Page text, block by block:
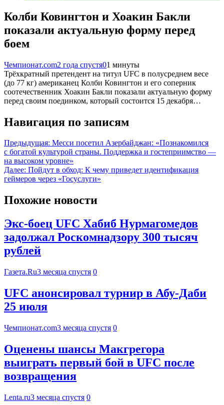
Колби Ковингтон и Хоакин Бакли
показали актуальную форму перед
боем
Чемпионат.com2 года спустя01 минуты
Трёхкратный претендент на титул UFC в полусреднем весе
(до 77 кг) американец Колби Ковингтон и его соперник
соотечественник Хоакин Бакли показали актуальную форму
перед своим поединком, который состоится 15 декабря…
Навигация по записям
Предыдущая: Месси посетил Азербайджан: «Познакомился
с богатой культурой страны. Поддержка и гостеприимство —
на высоком уровне»
Далее: Пойдут в обход: К чему приведет идентификация
геймеров через «Госуслуги»
Похожие новости
Экс-боец UFC Хабиб Нурмагомедов
задолжал Роскомнадзору 300 тысяч
рублей
Газета.Ru3 месяца спустя 0
UFC анонсировал турнир в Абу-Даби
25 июля
Чемпионат.com3 месяца спустя 0
Оценены шансы Макгрегора
выиграть первый бой в UFC после
возвращения
Lenta.ru3 месяца спустя 0